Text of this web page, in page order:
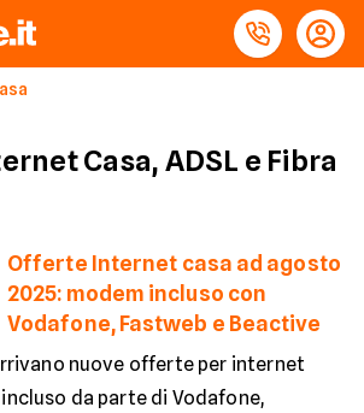
Casa, ADSL e Fibra
Offerte Internet casa ad agosto
2025: modem incluso con
Vodafone, Fastweb e Beactive
nuove offerte per internet
da parte di Vodafone,